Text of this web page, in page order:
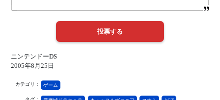
ニンテンドーDS
2005年8月25日
カテゴリ： ゲーム